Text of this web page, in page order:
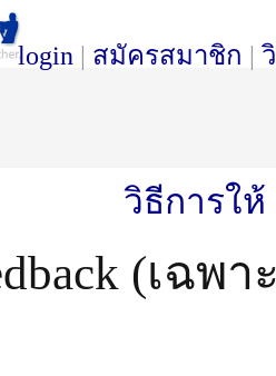
login | สมัครสมาชิก |
วิธีการให้
(เฉ